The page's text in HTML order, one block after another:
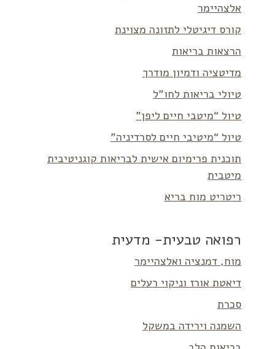
אלצהיימר
קורס דיגיטלי לתזונה מצוינת
הרצאות בריאות
מדיטציה ודמיון מודרך
טיולי בריאות לחו”ל
טיול “מיטבי חיים ליפן”
טיול “מיטיבי חיים לסרדיניה”
תוכנית פרימיום אישית לבריאות קוגניטיבית
מיטבית
ריטריט מוח בריא
רפואה טבעית- מדעית
מוח, דמנציה ואלצהיימר
דיאטת אורז וניקוי רעלים
סכרת
השמנה וירידה במשקל